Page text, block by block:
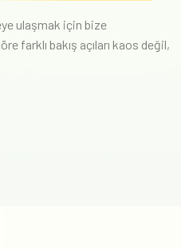
ulaşmak için bize
farklı bakış açıları kaos değil,